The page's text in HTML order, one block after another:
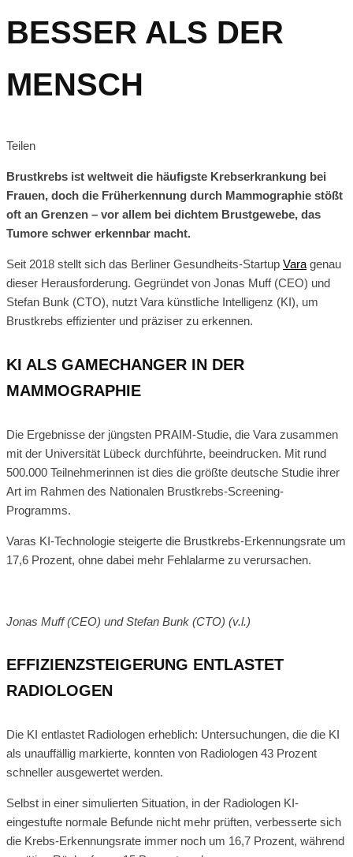
BESSER ALS DER
MENSCH
Teilen
Brustkrebs ist weltweit die häufigste Krebserkrankung bei
Frauen, doch die Früherkennung durch Mammographie stößt
oft an Grenzen – vor allem bei dichtem Brustgewebe, das
Tumore schwer erkennbar macht.
Seit 2018 stellt sich das Berliner Gesundheits-Startup Vara genau
dieser Herausforderung. Gegründet von Jonas Muff (CEO) und
Stefan Bunk (CTO), nutzt Vara künstliche Intelligenz (KI), um
Brustkrebs effizienter und präziser zu erkennen.
KI ALS GAMECHANGER IN DER
MAMMOGRAPHIE
Die Ergebnisse der jüngsten PRAIM-Studie, die Vara zusammen
mit der Universität Lübeck durchführte, beeindrucken. Mit rund
500.000 Teilnehmerinnen ist dies die größte deutsche Studie ihrer
Art im Rahmen des Nationalen Brustkrebs-Screening-
Programms.
Varas KI-Technologie steigerte die Brustkrebs-Erkennungsrate um
17,6 Prozent, ohne dabei mehr Fehlalarme zu verursachen.
Jonas Muff (CEO) und Stefan Bunk (CTO) (v.l.)
EFFIZIENZSTEIGERUNG ENTLASTET
RADIOLOGEN
Die KI entlastet Radiologen erheblich: Untersuchungen, die die KI
als unauffällig markierte, konnten von Radiologen 43 Prozent
schneller ausgewertet werden.
Selbst in einer simulierten Situation, in der Radiologen KI-
eingestufte normale Befunde nicht mehr prüften, verbesserte sich
die Krebs-Erkennungsrate immer noch um 16,7 Prozent, während